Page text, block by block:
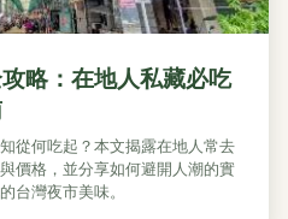
略：在地人私藏必吃
從何吃起？本文揭露在地人常去
價格，並分享如何避開人潮的實
台灣夜市美味。